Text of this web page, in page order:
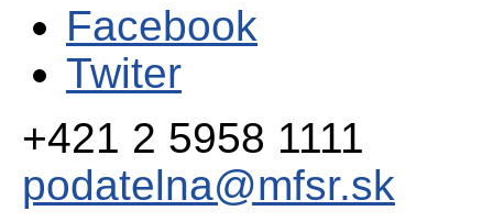
Facebook
Twiter
+421 2 5958 1111
podatelna@mfsr.sk